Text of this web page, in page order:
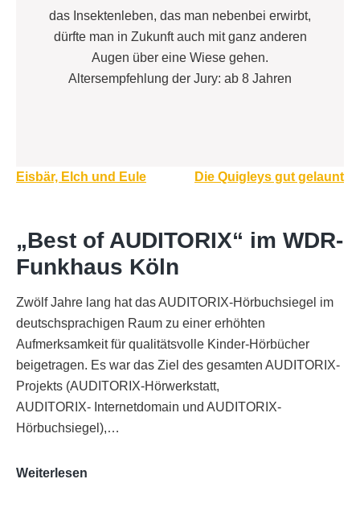
das Insektenleben, das man nebenbei erwirbt,
dürfte man in Zukunft auch mit ganz anderen
Augen über eine Wiese gehen.
Altersempfehlung der Jury: ab 8 Jahren
Beitragsnavigation
Eisbär, Elch und Eule Die Quigleys gut gelaunt
„Best of AUDITORIX“ im WDR-
Funkhaus Köln
Zwölf Jahre lang hat das AUDITORIX-Hörbuchsiegel im
deutschsprachigen Raum zu einer erhöhten
Aufmerksamkeit für qualitätsvolle Kinder-Hörbücher
beigetragen. Es war das Ziel des gesamten AUDITORIX-
Projekts (AUDITORIX-Hörwerkstatt,
AUDITORIX- Internetdomain und AUDITORIX-
Hörbuchsiegel),…
Weiterlesen